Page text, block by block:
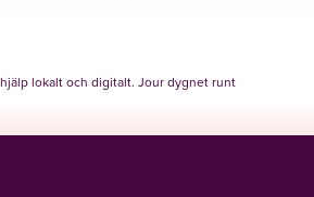
lokalt och digitalt. Jour dygnet runt